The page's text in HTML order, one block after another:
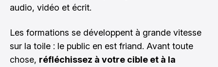
audio, vidéo et écrit.
Les formations se développent à grande vitesse
sur la toile : le public en est friand. Avant toute
chose, réfléchissez à votre cible et à la